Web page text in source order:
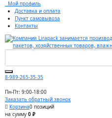
Мой профиль
Доставка и оплата
Пункт самовывоза
Контакты
8-989-265-35-35
Пн-Пт: 9:00-18:00
Заказать обратный звонок
Корзина0 позиций
на сумму 0 ₽